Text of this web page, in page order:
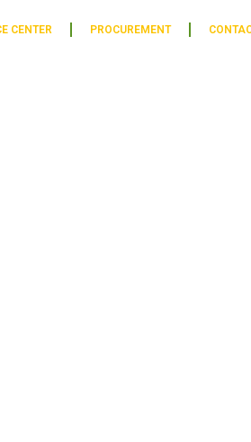
CENTER PROCUREMENT